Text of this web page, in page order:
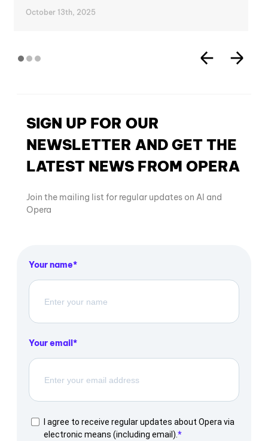
October 13th, 2025
SIGN UP FOR OUR
NEWSLETTER AND GET THE
LATEST NEWS FROM OPERA
Join the mailing list for regular updates on AI and
Opera
Your name
Your email
I agree to receive regular updates about Opera via
electronic means (including email).